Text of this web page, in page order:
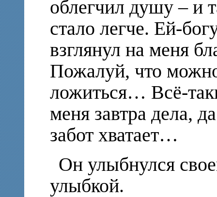
облегчил душу – и
стало легче. Ей-
взглянул на меня
Пожалуй, что
ложиться… Всё-
меня завтра дела,
забот хватает…
Он улыбнулся
улыбкой.